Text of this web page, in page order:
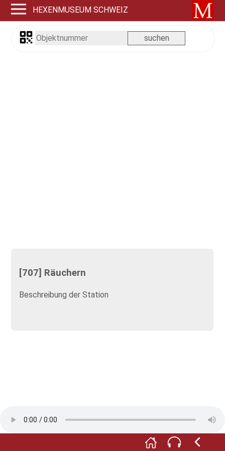
HEXENMUSEUM SCHWEIZ
[707] Räuchern
Beschreibung der Station